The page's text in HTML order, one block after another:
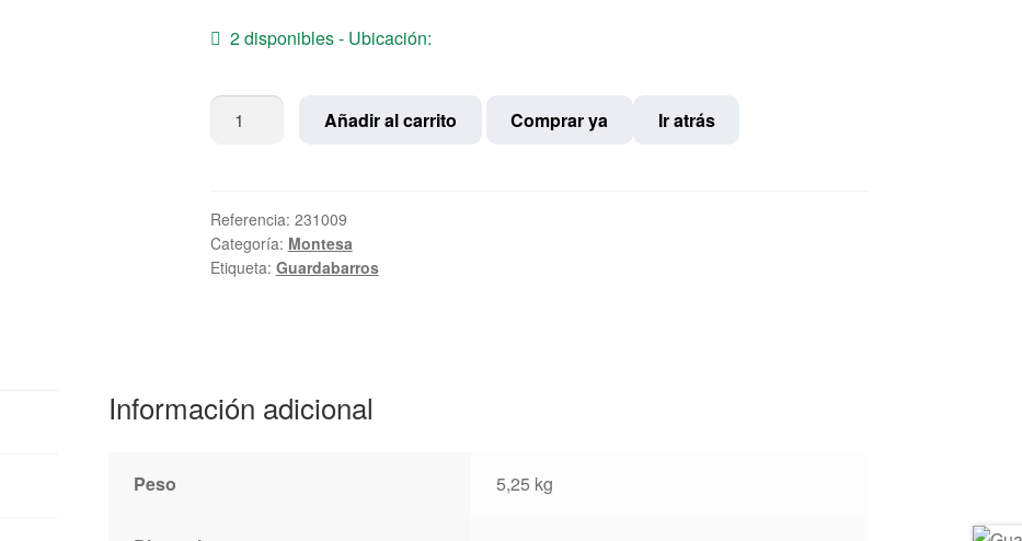
2 disponibles - Ubicación:
Guardabarros
delantero
Cota
-
348
-
Añadir al carrito Comprar ya Ir atrás
Referencia: 231009
Categoría: Montesa
Etiqueta: Guardabarros
Información adicional
Peso 5,25 kg